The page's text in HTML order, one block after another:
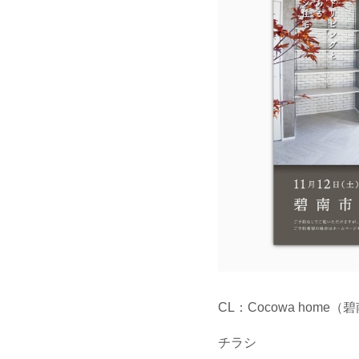
CL：Cocowa home（碧
チラシ